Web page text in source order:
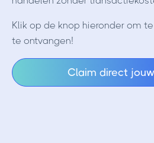
Klik op de knop hieronder om
te ontvangen!
Claim direct